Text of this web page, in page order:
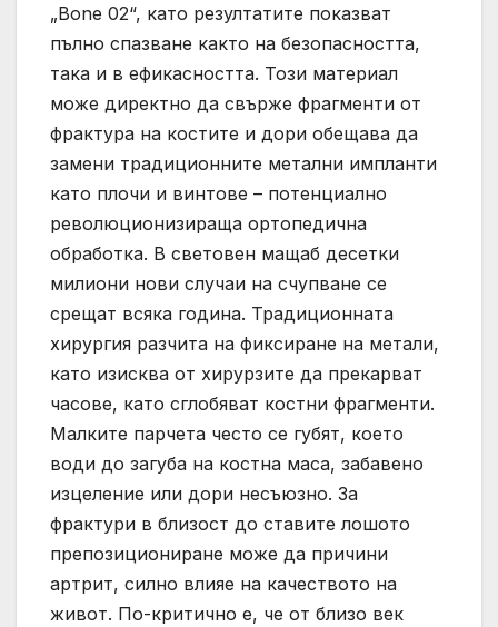
„Bone 02“, като резултатите показват
пълно спазване както на безопасността,
така и в ефикасността. Този материал
може директно да свърже фрагменти от
фрактура на костите и дори обещава да
замени традиционните метални импланти
като плочи и винтове – потенциално
революционизираща ортопедична
обработка. В световен мащаб десетки
милиони нови случаи на счупване се
срещат всяка година. Традиционната
хирургия разчита на фиксиране на метали,
като изисква от хирурзите да прекарват
часове, като сглобяват костни фрагменти.
Малките парчета често се губят, което
води до загуба на костна маса, забавено
изцеление или дори несъюзно. За
фрактури в близост до ставите лошото
препозициониране може да причини
артрит, силно влияе на качеството на
живот. По-критично е, че от близо век